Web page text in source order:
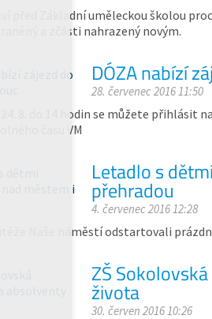
před Základní uměleckou školou
a zčásti nahrazený novým.
DÓZA nabízí
28. červenec 2016 11:50
24. 8. do 14 hodin se můžete přihlásit
času VM
Letadlo s
přehradou
4. červenec 2016 12:28
Naše náměstí odstartovali
ZŠ
života
30. červen 2016 10:26